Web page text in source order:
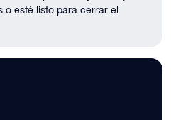
o esté listo para cerrar el